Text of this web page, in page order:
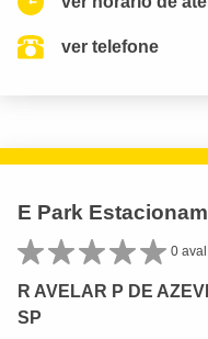
ver telefone
E Park
0
R AVELAR P DE
SP